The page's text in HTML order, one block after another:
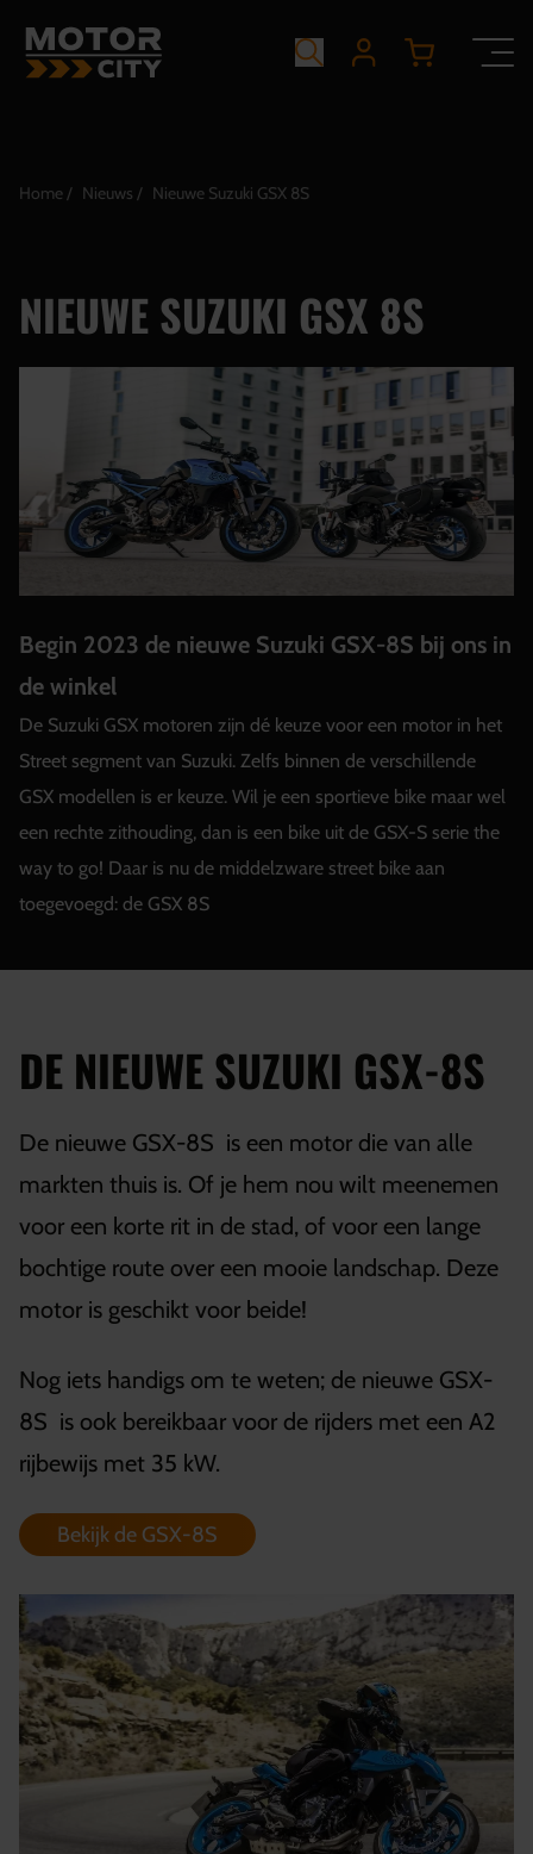
Home Nieuws Nieuwe Suzuki GSX 8S
NIEUWE SUZUKI GSX 8S
Begin 2023 de nieuwe Suzuki GSX-8S bij ons in
de winkel
De Suzuki GSX motoren zijn dé keuze voor een motor in het
Street segment van Suzuki. Zelfs binnen de verschillende
GSX modellen is er keuze. Wil je een sportieve bike maar wel
een rechte zithouding, dan is een bike uit de GSX-S serie the
way to go! Daar is nu de middelzware street bike aan
toegevoegd: de GSX 8S
DE NIEUWE SUZUKI GSX-8S
De nieuwe GSX-8S is een motor die van alle
markten thuis is. Of je hem nou wilt meenemen
voor een korte rit in de stad, of voor een lange
bochtige route over een mooie landschap. Deze
motor is geschikt voor beide!
Nog iets handigs om te weten; de nieuwe GSX-
8S is ook bereikbaar voor de rijders met een A2
rijbewijs met 35 kW.
Bekijk de GSX-8S